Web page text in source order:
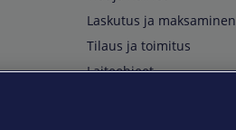
Laskutus ja maksaminen
Tilaus ja toimitus
Laiteohjeet